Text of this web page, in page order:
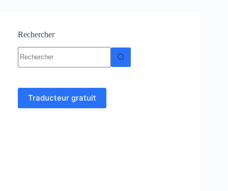
Examens
Rechercher
résultat
Traducteur gratuit